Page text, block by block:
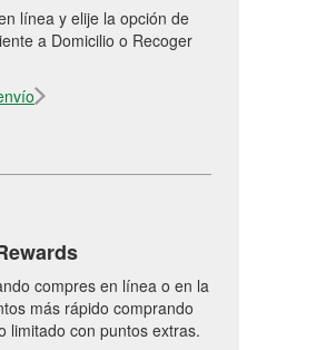
línea y elije la opción de
a Domicilio o Recoger
compres en línea o en la
más rápido comprando
limitado con puntos extras.